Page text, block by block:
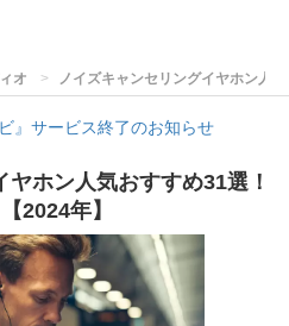
オ ノイズキャンセリングイヤホン人
』サービス終了のお知らせ
ホン人気おすすめ31選！
2024年】